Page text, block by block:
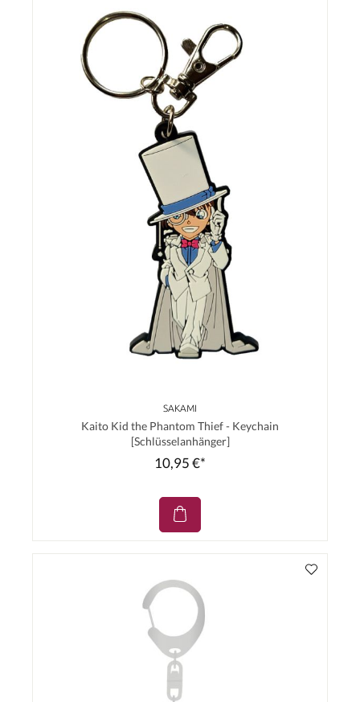
SAKAMI
Kaito Kid the Phantom Thief - Keychain
[Schlüsselanhänger]
10,95 €*